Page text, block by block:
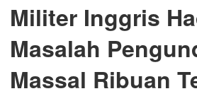
Militer Inggris
Masalah
Massal Ribuan